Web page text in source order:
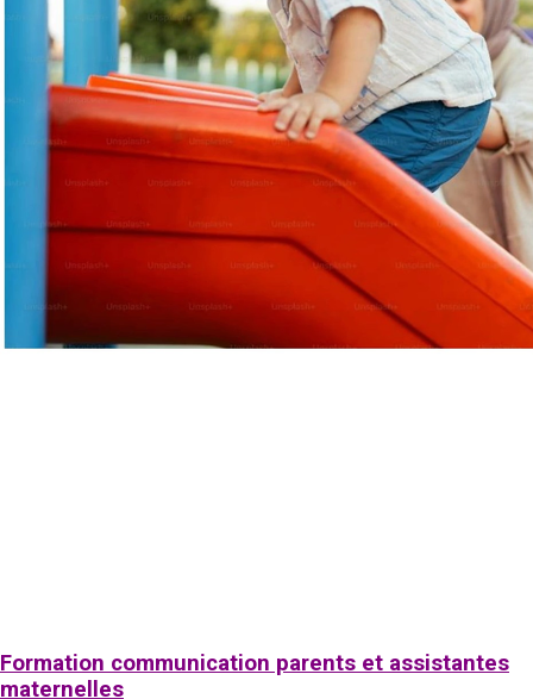
Formation communication parents et assistantes
maternelles